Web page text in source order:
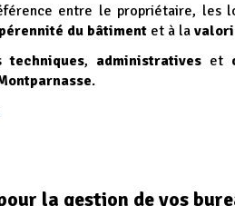
entre le propriétaire, les
pérennité du bâtiment et à la
techniques, administratives et
.
la gestion de vos